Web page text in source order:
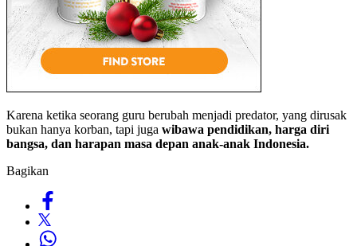
Karena ketika seorang guru berubah menjadi predator, yang dirusak
bukan hanya korban, tapi juga wibawa pendidikan, harga diri
bangsa, dan harapan masa depan anak-anak Indonesia.
Bagikan